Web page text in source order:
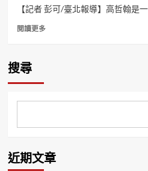
省
度
價
特
專
長
榮
哲
翰
【記者 彭可/臺北報導】高哲翰是
閱讀更多Read
翰
座
教
搜尋
近期文章